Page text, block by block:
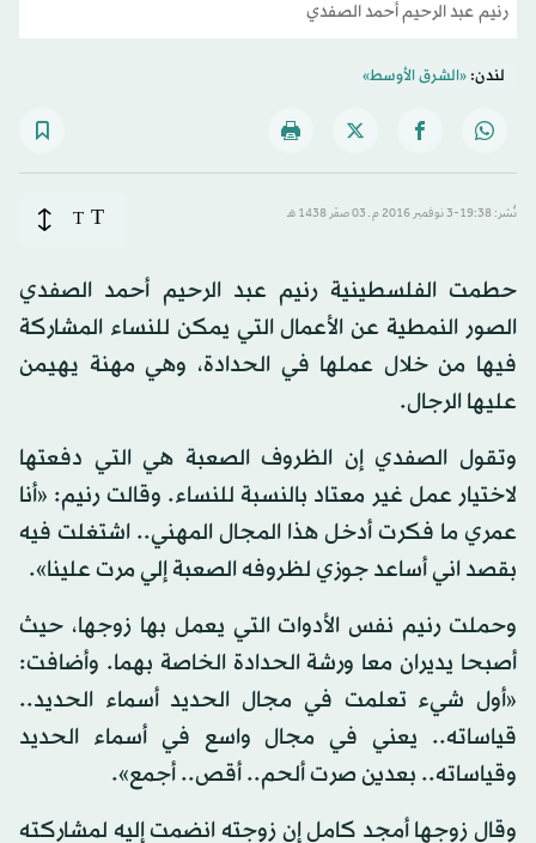
رنيم عبد الرحيم أحمد الصفدي
لندن:«الشرق الأوسط»
نُشر: 19:38-3 نوفمبر 2016 م ـ 03 صفَر 1438 هـ T
T
حطمت الفلسطينية رنيم عبد الرحيم أحمد الصفدي
الصور النمطية عن الأعمال التي يمكن للنساء المشاركة
فيها من خلال عملها في الحدادة، وهي مهنة يهيمن
عليها الرجال.
وتقول الصفدي إن الظروف الصعبة هي التي دفعتها
لاختيار عمل غير معتاد بالنسبة للنساء. وقالت رنيم: «أنا
عمري ما فكرت أدخل هذا المجال المهني.. اشتغلت فيه
بقصد اني أساعد جوزي لظروفه الصعبة إلي مرت علينا».
وحملت رنيم نفس الأدوات التي يعمل بها زوجها، حيث
أصبحا يديران معا ورشة الحدادة الخاصة بهما. وأضافت:
«أول شيء تعلمت في مجال الحديد أسماء الحديد..
قياساته.. يعني في مجال واسع في أسماء الحديد
وقياساته.. بعدين صرت ألحم.. أقص.. أجمع».
وقال زوجها أمجد كامل إن زوجته انضمت إليه لمشاركته